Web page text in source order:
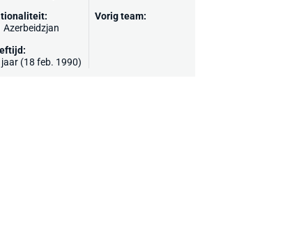
Azerbeidzjan
(18 feb. 1990)
Vorig team: